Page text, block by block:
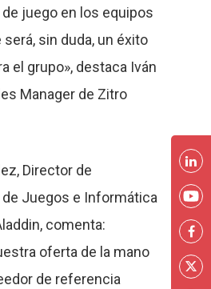
juego en los equipos
será, sin duda, un éxito
el grupo», destaca Iván
Manager de Zitro
Director de
de Juegos e Informática
comenta:
oferta de la mano
de referencia